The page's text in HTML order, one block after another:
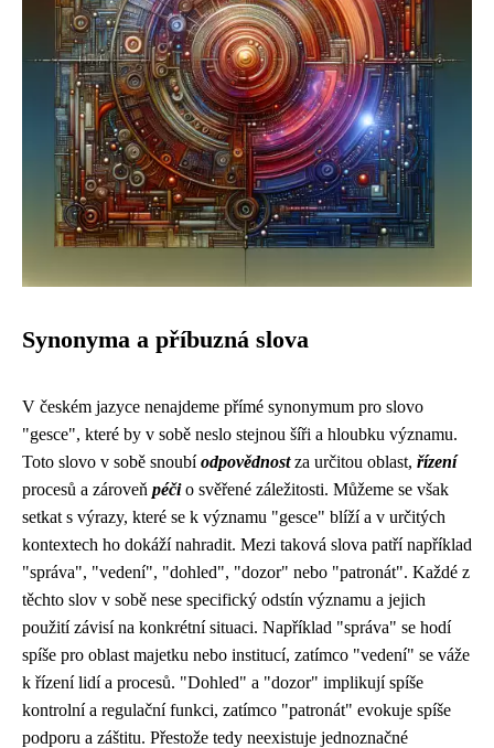
Synonyma a příbuzná slova
V českém jazyce nenajdeme přímé synonymum pro slovo
"gesce", které by v sobě neslo stejnou šíři a hloubku významu.
Toto slovo v sobě snoubíodpovědnostza určitou oblast, řízení
procesů a zároveň péčio svěřené záležitosti. Můžeme se však
setkat s výrazy, které se k významu "gesce" blíží a v určitých
kontextech ho dokáží nahradit. Mezi taková slova patří například
"správa", "vedení", "dohled", "dozor" nebo "patronát". Každé z
těchto slov v sobě nese specifický odstín významu a jejich
použití závisí na konkrétní situaci. Například "správa" se hodí
spíše pro oblast majetku nebo institucí, zatímco "vedení" se váže
k řízení lidí a procesů. "Dohled" a "dozor" implikují spíše
kontrolní a regulační funkci, zatímco "patronát" evokuje spíše
podporu a záštitu. Přestože tedy neexistuje jednoznačné